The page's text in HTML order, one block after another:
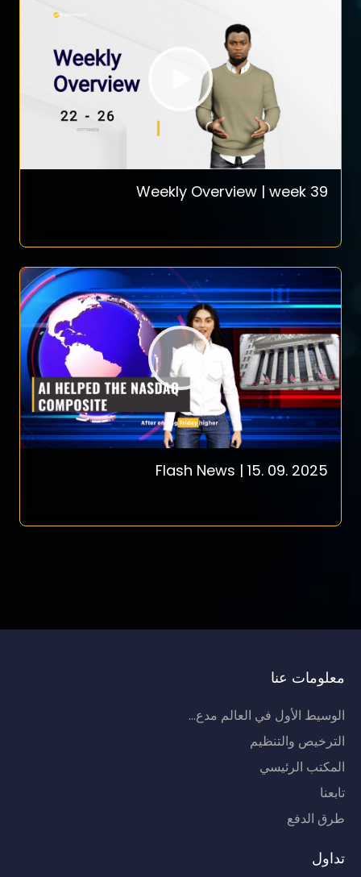
Weekly Overview | week 39
Flash News | 15. 09. 2025
معلومات عنا
الوسيط الأول في العالم مدع...
الترخيص والتنظيم
المكتب الرئيسي
تابعنا
طرق الدفع
تداول